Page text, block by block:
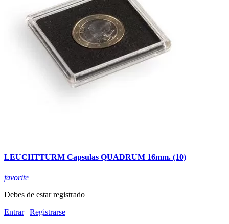
LEUCHTTURM Capsulas QUADRUM 16mm. (10)
favorite
Debes de estar registrado
Entrar| Registrarse